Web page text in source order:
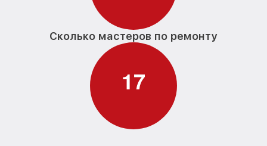
Сколько мастеров по ремонту
17